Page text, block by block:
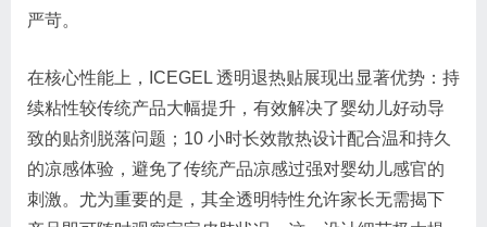
严苛。
在核心性能上，ICEGEL 透明退热贴展现出显著优势：持
续粘性较传统产品大幅提升，有效解决了婴幼儿好动导
致的贴剂脱落问题；10 小时长效散热设计配合温和持久
的凉感体验，避免了传统产品凉感过强对婴幼儿感官的
刺激。尤为重要的是，其全透明特性允许家长无需揭下